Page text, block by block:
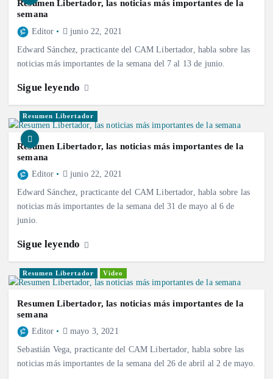
Resumen Libertador, las noticias más importantes de la
semana
Editor junio 22, 2021
Edward Sánchez, practicante del CAM Libertador, habla sobre las
noticias más importantes de la semana del 7 al 13 de junio.
Sigue leyendo
Resumen Libertador
Resumen Libertador, las noticias más importantes de la
semana
Editor junio 22, 2021
Edward Sánchez, practicante del CAM Libertador, habla sobre las
noticias más importantes de la semana del 31 de mayo al 6 de
junio.
Sigue leyendo
Resumen Libertador Video
Resumen Libertador, las noticias más importantes de la
semana
Editor mayo 3, 2021
Sebastián Vega, practicante del CAM Libertador, habla sobre las
noticias más importantes de la semana del 26 de abril al 2 de mayo.